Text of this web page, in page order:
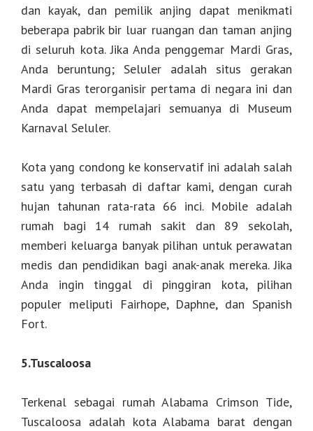
dan kayak, dan pemilik anjing dapat menikmati
beberapa pabrik bir luar ruangan dan taman anjing
di seluruh kota. Jika Anda penggemar Mardi Gras,
Anda beruntung; Seluler adalah situs gerakan
Mardi Gras terorganisir pertama di negara ini dan
Anda dapat mempelajari semuanya di Museum
Karnaval Seluler.
Kota yang condong ke konservatif ini adalah salah
satu yang terbasah di daftar kami, dengan curah
hujan tahunan rata-rata 66 inci. Mobile adalah
rumah bagi 14 rumah sakit dan 89 sekolah,
memberi keluarga banyak pilihan untuk perawatan
medis dan pendidikan bagi anak-anak mereka. Jika
Anda ingin tinggal di pinggiran kota, pilihan
populer meliputi Fairhope, Daphne, dan Spanish
Fort.
5.Tuscaloosa
Terkenal sebagai rumah Alabama Crimson Tide,
Tuscaloosa adalah kota Alabama barat dengan